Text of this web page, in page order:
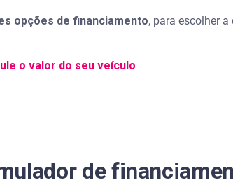
opções de financiamento, para escolher
o valor do seu veículo
de